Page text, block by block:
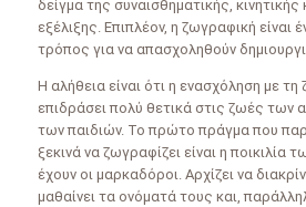
δείγμα της συναισθηματικής, κινητικής
εξέλιξης. Επιπλέον, η ζωγραφική είναι
τρόπος για να απασχοληθούν
Η αλήθεια είναι ότι η ενασχόληση με
επιδράσει πολύ θετικά στις ζωές των
των παιδιών. Το πρώτο πράγμα που
ξεκινά να ζωγραφίζει είναι η
έχουν οι μαρκαδόροι. Αρχίζει να
μαθαίνει τα ονόματά τους και,